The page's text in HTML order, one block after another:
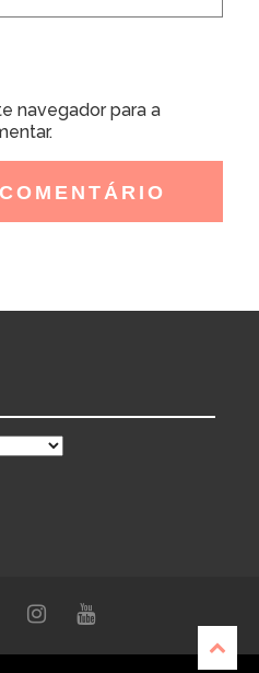
navegador para a